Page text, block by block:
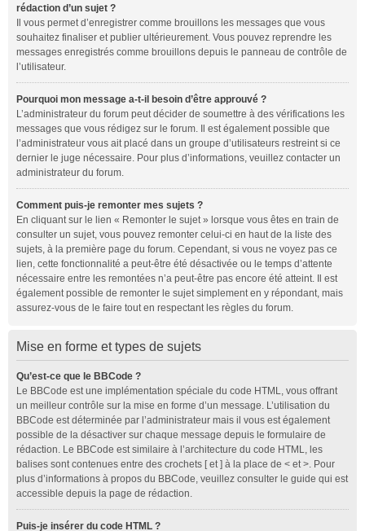
rédaction d’un sujet ?
Il vous permet d’enregistrer comme brouillons les messages que vous
souhaitez finaliser et publier ultérieurement. Vous pouvez reprendre les
messages enregistrés comme brouillons depuis le panneau de contrôle de
l’utilisateur.
Pourquoi mon message a-t-il besoin d’être approuvé ?
L’administrateur du forum peut décider de soumettre à des vérifications les
messages que vous rédigez sur le forum. Il est également possible que
l’administrateur vous ait placé dans un groupe d’utilisateurs restreint si ce
dernier le juge nécessaire. Pour plus d’informations, veuillez contacter un
administrateur du forum.
Comment puis-je remonter mes sujets ?
En cliquant sur le lien « Remonter le sujet » lorsque vous êtes en train de
consulter un sujet, vous pouvez remonter celui-ci en haut de la liste des
sujets, à la première page du forum. Cependant, si vous ne voyez pas ce
lien, cette fonctionnalité a peut-être été désactivée ou le temps d’attente
nécessaire entre les remontées n’a peut-être pas encore été atteint. Il est
également possible de remonter le sujet simplement en y répondant, mais
assurez-vous de le faire tout en respectant les règles du forum.
Mise en forme et types de sujets
Qu’est-ce que le BBCode ?
Le BBCode est une implémentation spéciale du code HTML, vous offrant
un meilleur contrôle sur la mise en forme d’un message. L’utilisation du
BBCode est déterminée par l’administrateur mais il vous est également
possible de la désactiver sur chaque message depuis le formulaire de
rédaction. Le BBCode est similaire à l’architecture du code HTML, les
balises sont contenues entre des crochets [ et ] à la place de < et >. Pour
plus d’informations à propos du BBCode, veuillez consulter le guide qui est
accessible depuis la page de rédaction.
Puis-je insérer du code HTML ?